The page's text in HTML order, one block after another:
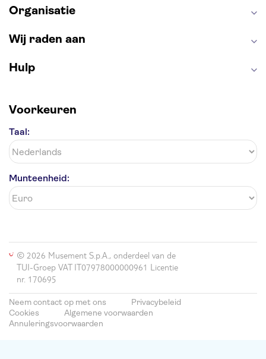
Alcatraz
Park Güell
Organisatie
Wij raden aan
Hulp
Voorkeuren
Taal:
Munteenheid:
© 2026 Musement S.p.A., onderdeel van de
TUI-Groep VAT IT07978000000961 Licentie
nr. 170695
Neem contact op met ons
Privacybeleid
Cookies
Algemene voorwaarden
Annuleringsvoorwaarden